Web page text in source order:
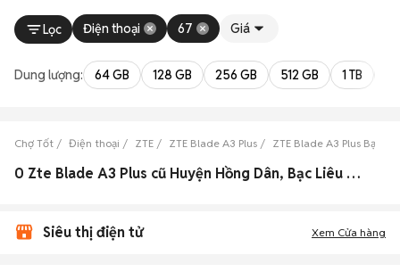
Lọc Điện thoại 67 Giá
Dung lượng: 64 GB 128 GB 256 GB 512 GB 1 TB
Chợ Tốt Điện thoại ZTE ZTE Blade A3 Plus ZTE Blade A3 Plus Bạc
0 Zte Blade A3 Plus cũ Huyện Hồng Dân, Bạc Liêu đẹp
Siêu thị điện tử Xem Cửa hàng